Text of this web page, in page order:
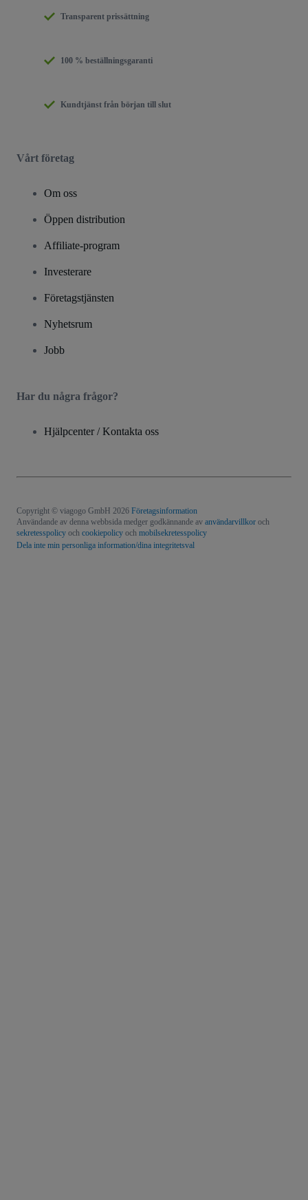
Transparent prissättning
100 % beställningsgaranti
Kundtjänst från början till slut
Vårt företag
Om oss
Öppen distribution
Affiliate-program
Investerare
Företagstjänsten
Nyhetsrum
Jobb
Har du några frågor?
Hjälpcenter / Kontakta oss
Copyright © viagogo GmbH 2026 Företagsinformation
Användande av denna webbsida medger godkännande av användarvillkor och
sekretesspolicy och cookiepolicy och mobilsekretesspolicy
Dela inte min personliga information/dina integritetsval